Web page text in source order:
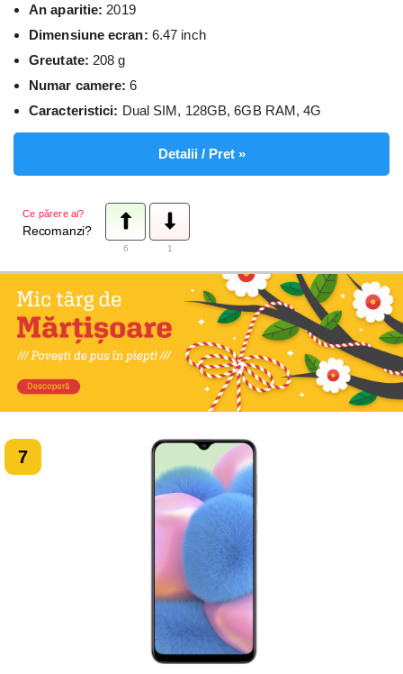
An aparitie: 2019
Dimensiune ecran: 6.47 inch
Greutate: 208 g
Numar camere: 6
Caracteristici: Dual SIM, 128GB, 6GB RAM, 4G
Detalii / Pret »
Ce părere ai?
Recomanzi?
6 1
7